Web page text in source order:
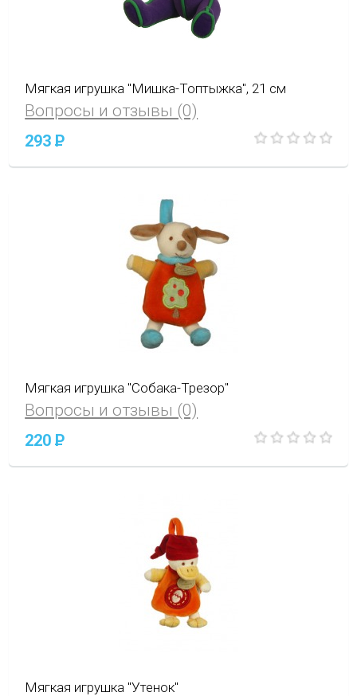
Мягкая игрушка "Мишка-Топтыжка", 21 см
Вопросы и отзывы (0)
293P
Мягкая игрушка "Собака-Трезор"
Вопросы и отзывы (0)
220P
Мягкая игрушка "Утенок"